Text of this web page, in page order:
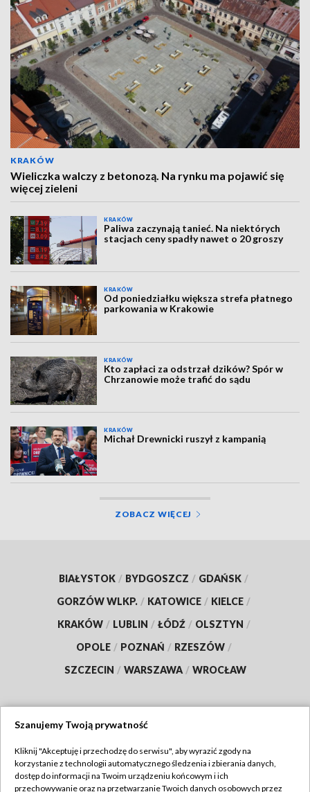
KRAKÓW
Wieliczka walczy z betonozą. Na rynku ma pojawić się
więcej zieleni
KRAKÓW
Paliwa zaczynają tanieć. Na niektórych
stacjach ceny spadły nawet o 20 groszy
KRAKÓW
Od poniedziałku większa strefa płatnego
parkowania w Krakowie
KRAKÓW
Kto zapłaci za odstrzał dzików? Spór w
Chrzanowie może trafić do sądu
KRAKÓW
Michał Drewnicki ruszył z kampanią
ZOBACZ WIĘCEJ
BIAŁYSTOK / BYDGOSZCZ / GDAŃSK /
GORZÓW WLKP. / KATOWICE / KIELCE /
KRAKÓW / LUBLIN / ŁÓDŹ / OLSZTYN /
OPOLE / POZNAŃ / RZESZÓW /
SZCZECIN / WARSZAWA / WROCŁAW
TVP
Abonament TVP
Szanujemy Twoją prywatność
Kliknij "Akceptuję i przechodzę do serwisu", aby wyrazić zgody na
korzystanie z technologii automatycznego śledzenia i zbierania danych,
dostęp do informacji na Twoim urządzeniu końcowym i ich
przechowywanie oraz na przetwarzanie Twoich danych osobowych przez